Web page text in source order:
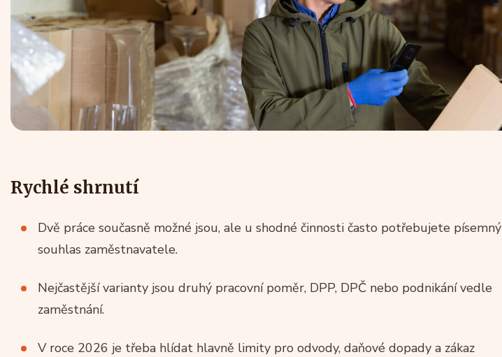
Rychlé shrnutí
Dvě práce současně možné jsou, ale u shodné činnosti často potřebujete písemný
souhlas zaměstnavatele.
Nejčastější varianty jsou druhý pracovní poměr, DPP, DPČ nebo podnikání vedle
zaměstnání.
V roce 2026 je třeba hlídat hlavně limity pro odvody, daňové dopady a zákaz